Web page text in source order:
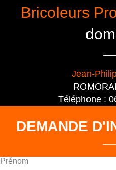
Bricoleurs
Jean-
Téléphone :
DEMANDE
Prénom